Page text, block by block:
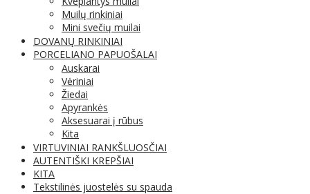
Muilų rinkiniai
Mini svečių muilai
DOVANŲ RINKINIAI
PORCELIANO PAPUOŠALAI
Auskarai
Vėriniai
Žiedai
Apyrankės
Aksesuarai į rūbus
Kita
VIRTUVINIAI RANKŠLUOSČIAI
AUTENTIŠKI KREPŠIAI
KITA
Tekstilinės juostelės su spauda